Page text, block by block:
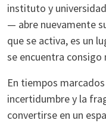
instituto y
— abre nuevamente
que se activa, es un
se encuentra consigo
En tiempos
incertidumbre y la
convertirse en un